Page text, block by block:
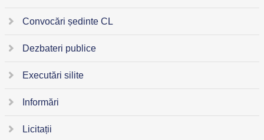
Convocări ședinte CL
Dezbateri publice
Executări silite
Informări
Licitații